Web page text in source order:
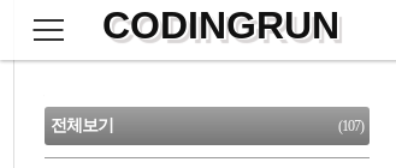
으
CODINGRUN
CATEGORY
전체보기 (107)
검